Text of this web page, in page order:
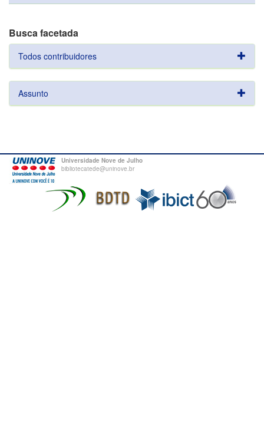
Busca facetada
Todos contribuidores
Assunto
Universidade Nove de Julho
bibliotecatede@uninove.br